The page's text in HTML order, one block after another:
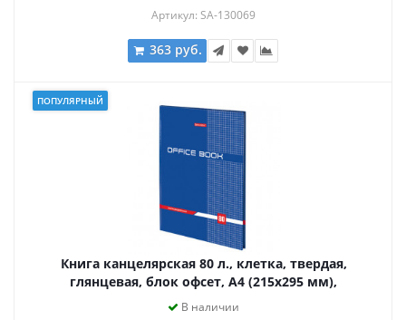
Артикул: SA-130069
363 руб.
ПОПУЛЯРНЫЙ
Книга канцелярская 80 л., клетка, твердая,
глянцевая, блок офсет, А4 (215х295 мм),
BRAUBERG, 130065
В наличии